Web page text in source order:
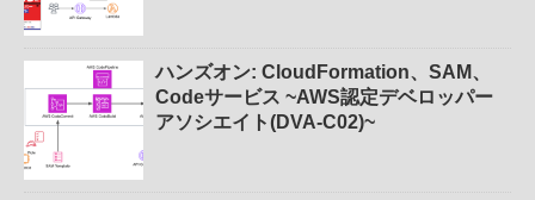
ハンズオン: CloudFormation、SAM、
Codeサービス ~AWS認定デベロッパー
アソシエイト(DVA-C02)~